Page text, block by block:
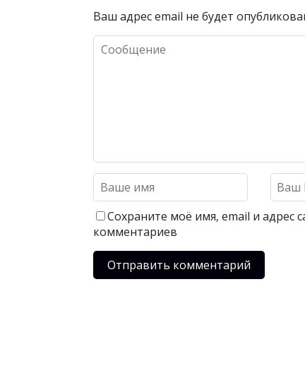
Ваш адрес email не будет
Сохраните моё имя, email и адрес
комментариев